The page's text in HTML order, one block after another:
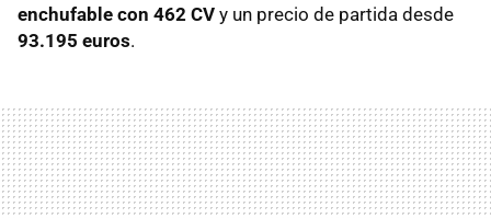
enchufable con 462 CV y un precio de partida desde
93.195 euros.